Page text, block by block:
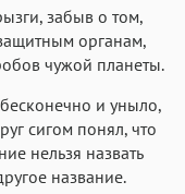
забыв о том,
органам,
чужой планеты.
и уныло,
сигом понял, что
нельзя назвать
название.